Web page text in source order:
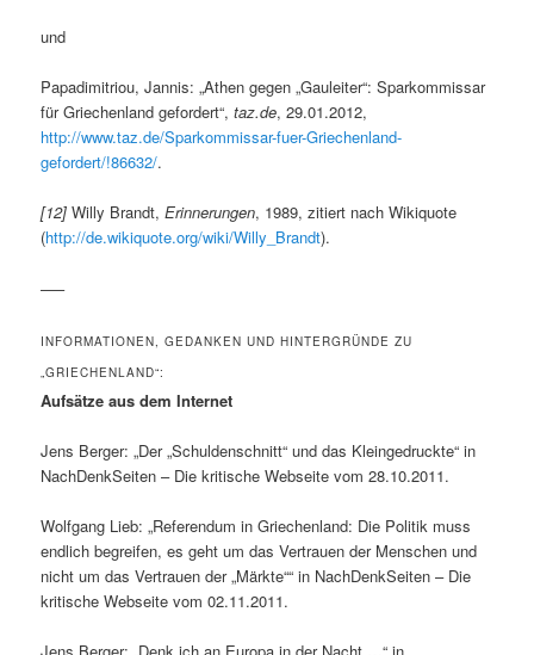
und
Papadimitriou, Jannis: „Athen gegen „Gauleiter“: Sparkommissar
für Griechenland gefordert“,taz.de, 29.01.2012,
http://www.taz.de/Sparkommissar-fuer-Griechenland-
gefordert/!86632/.
[12] Willy Brandt,Erinnerungen, 1989, zitiert nach Wikiquote
(http://de.wikiquote.org/wiki/Willy_Brandt).
—–
INFORMATIONEN, GEDANKEN UND HINTERGRÜNDE ZU
„GRIECHENLAND“:
Aufsätze aus dem Internet
Jens Berger: „Der „Schuldenschnitt“ und das Kleingedruckte“ in
NachDenkSeiten – Die kritische Webseite vom 28.10.2011.
Wolfgang Lieb: „Referendum in Griechenland: Die Politik muss
endlich begreifen, es geht um das Vertrauen der Menschen und
nicht um das Vertrauen der „Märkte““ in NachDenkSeiten – Die
kritische Webseite vom 02.11.2011.